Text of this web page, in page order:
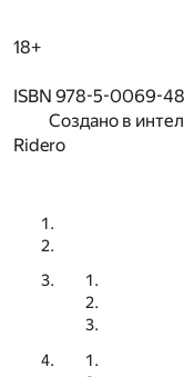
18+
ISBN 978-5-0069-
Создано в
Ridero